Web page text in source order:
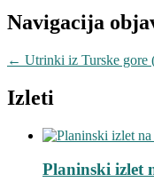
Navigacija
← Utrinki iz Turske gore
Izleti
Planinski izlet